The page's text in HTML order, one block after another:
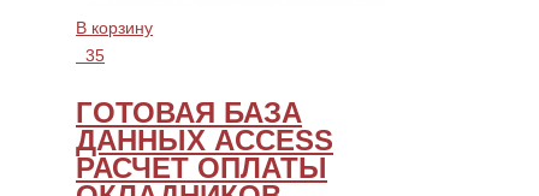
В корзину
35
ГОТОВАЯ БАЗА
ДАННЫХ ACCESS
РАСЧЕТ ОПЛАТЫ